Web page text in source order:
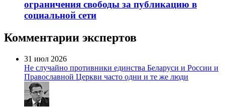
ограничения свободы за публикацию в
социальной сети
Комментарии экспертов
31 июл 2026
Не случайно противники единства Беларуси и России и
Православной Церкви часто одни и те же люди